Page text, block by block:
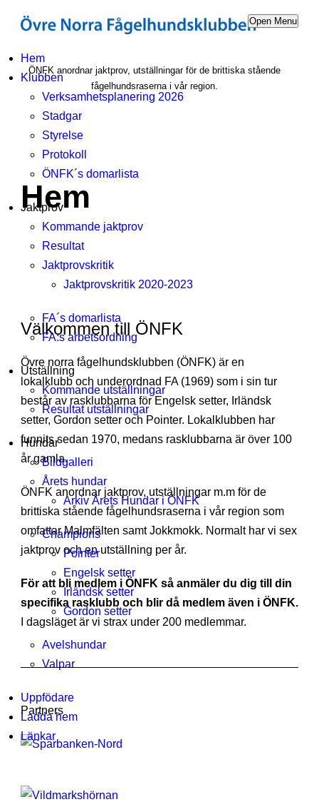
Open Menu
Hem
Klubben
Verksamhetsplanering 2026
Stadgar
Styrelse
Protokoll
ÖNFK´s domarlista
Jaktprov
Kommande jaktprov
Resultat
Jaktprovskritik
Jaktprovskritik 2020-2023
FA´s domarlista
FA:s arbetsordning
Utställning
Kommande utställningar
Resultat utställningar
Hundar
Bildgalleri
Årets hundar
Arkiv Årets Hundar i ÖNFK
Champions
Pointer
Engelsk setter
Irländsk setter
Gordon setter
Avelshundar
Valpar
Uppfödare
Ladda hem
Länkar
ÖNFK anordnar jaktprov, utställningar för de brittiska stående
fågelhundsraserna i vår region.
Hem
Välkommen till ÖNFK
Övre norra fågelhundsklubben (ÖNFK) är en
lokalklubb och underordnad FA (1969) som i sin tur
består av rasklubbarna för Engelsk setter, Irländsk
setter, Gordon setter och Pointer. Lokalklubben har
funnits sedan 1970, medans rasklubbarna är över 100
år gamla.
ÖNFK anordnar jaktprov, utställningar m.m för de
brittiska stående fågelhundsraserna i vår region som
omfattar Malmfälten samt Jokkmokk. Normalt har vi sex
jaktprov och en utställning per år.
För att bli medlem i ÖNFK så anmäler du dig till din
specifika rasklubb och blir då medlem även i ÖNFK.
I dagsläget är vi strax under 200 medlemmar.
Partners